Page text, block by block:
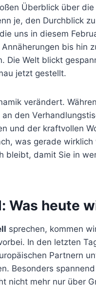
Überblick über
je, den Durchblick
uns in diesem
bis hin
Die Welt blickt
jetzt gestellt.
verändert.
den
und der kraftvollen
was gerade
bleibt, damit Sie in
Was heute
sprechen, kommen
In den letzten
Partnern
Besonders
nicht mehr nur über